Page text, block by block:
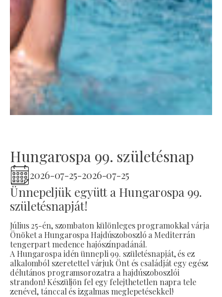
Hungarospa 99. születésnap
2026-07-25-2026-07-25
Ünnepeljük együtt a Hungarospa 99.
születésnapját!
Július 25-én, szombaton különleges programokkal várja
Önöket a Hungarospa Hajdúszoboszló a Mediterrán
tengerpart medence hajószínpadánál.
A Hungarospa idén ünnepli 99. születésnapját, és ez
alkalomból szeretettel várjuk Önt és családját egy egész
délutános programsorozatra a hajdúszoboszlói
strandon! Készüljön fel egy felejthetetlen napra tele
zenével, tánccal és izgalmas meglepetésekkel!